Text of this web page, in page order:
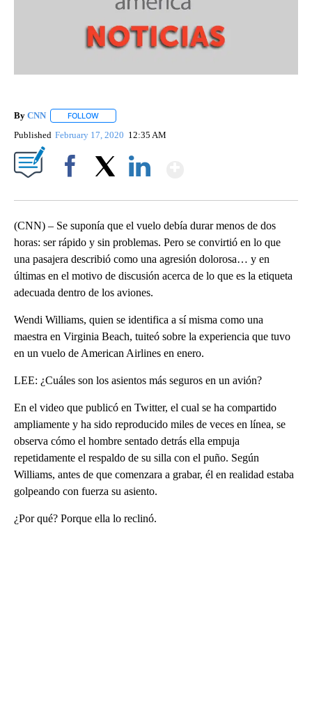
By CNN FOLLOW
Published February 17, 2020 12:35 AM
(CNN) – Se suponía que el vuelo debía durar menos de dos
horas: ser rápido y sin problemas. Pero se convirtió en lo que
una pasajera describió como una agresión dolorosa… y en
últimas en el motivo de discusión acerca de lo que es la etiqueta
adecuada dentro de los aviones.
Wendi Williams, quien se identifica a sí misma como una
maestra en Virginia Beach, tuiteó sobre la experiencia que tuvo
en un vuelo de American Airlines en enero.
LEE: ¿Cuáles son los asientos más seguros en un avión?
En el video que publicó en Twitter, el cual se ha compartido
ampliamente y ha sido reproducido miles de veces en línea, se
observa cómo el hombre sentado detrás ella empuja
repetidamente el respaldo de su silla con el puño. Según
Williams, antes de que comenzara a grabar, él en realidad estaba
golpeando con fuerza su asiento.
¿Por qué? Porque ella lo reclinó.